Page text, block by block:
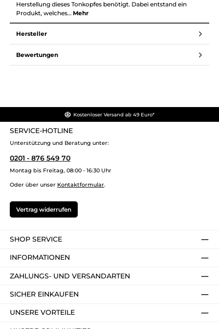
Herstellung dieses Tonkopfes benötigt. Dabei entstand ein
Produkt, welches… Mehr
Hersteller
Bewertungen
Kostenloser Versand ab 49 Euro*
SERVICE-HOTLINE
Unterstützung und Beratung unter:
0201 - 876 549 70
Montag bis Freitag, 08:00 - 16:30 Uhr
Oder über unser Kontaktformular.
Vertrag widerrufen
SHOP SERVICE
INFORMATIONEN
ZAHLUNGS- UND VERSANDARTEN
SICHER EINKAUFEN
UNSERE VORTEILE